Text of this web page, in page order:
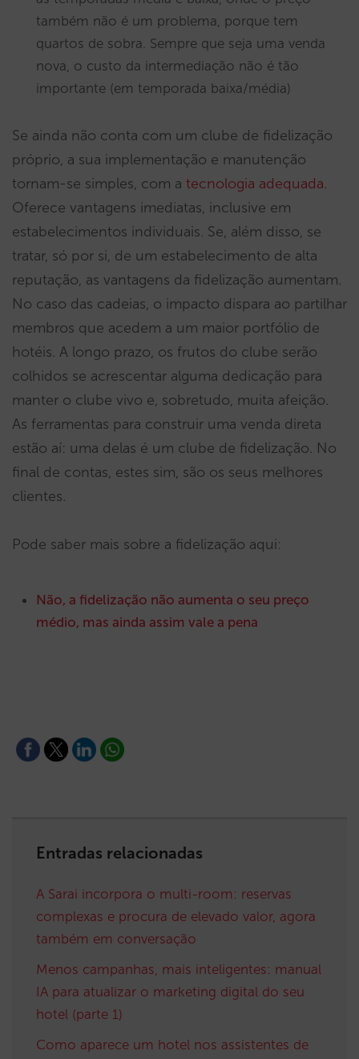
também não é um problema, porque tem
quartos de sobra. Sempre que seja uma venda
nova, o custo da intermediação não é tão
importante (em temporada baixa/média)
Se ainda não conta com um clube de fidelização
próprio, a sua implementação e manutenção
tornam-se simples, com a tecnologia adequada.
Oferece vantagens imediatas, inclusive em
estabelecimentos individuais. Se, além disso, se
tratar, só por si, de um estabelecimento de alta
reputação, as vantagens da fidelização aumentam.
No caso das cadeias, o impacto dispara ao partilhar
membros que acedem a um maior portfólio de
hotéis. A longo prazo, os frutos do clube serão
colhidos se acrescentar alguma dedicação para
manter o clube vivo e, sobretudo, muita afeição.
As ferramentas para construir uma venda direta
estão aí: uma delas é um clube de fidelização. No
final de contas, estes sim, são os seus melhores
clientes.
Pode saber mais sobre a fidelização aqui:
Não, a fidelização não aumenta o seu preço
médio, mas ainda assim vale a pena
Entradas relacionadas
A Sarai incorpora o multi-room: reservas
complexas e procura de elevado valor, agora
também em conversação
Menos campanhas, mais inteligentes: manual
IA para atualizar o marketing digital do seu
hotel (parte 1)
Como aparece um hotel nos assistentes de